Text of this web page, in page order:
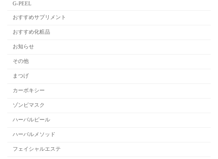
G-PEEL
おすすめサプリメント
おすすめ化粧品
お知らせ
その他
まつげ
カーボキシー
ゾンビマスク
ハーバルピール
ハーバルメソッド
フェイシャルエステ